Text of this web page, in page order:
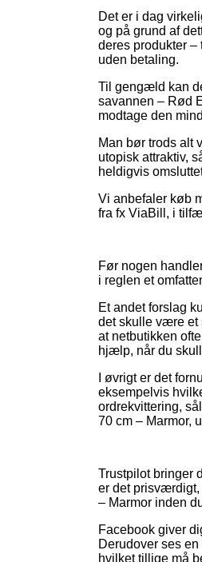
Det er i dag
og på grund af
deres produkter
uden betaling.
Til gengæld kan
savannen – Rød
modtage den
Man bør trods alt
utopisk attraktiv,
heldigvis
Vi anbefaler køb
fra fx ViaBill, i
Før nogen
i reglen et
Et andet forslag
det skulle være et
at netbutikken
hjælp, når du
I øvrigt er det
eksempelvis
ordrekvittering,
70 cm – Marmor,
Trustpilot bringer
er det prisværdigt,
– Marmor inden
Facebook giver
Derudover ses
hvilket tillige må